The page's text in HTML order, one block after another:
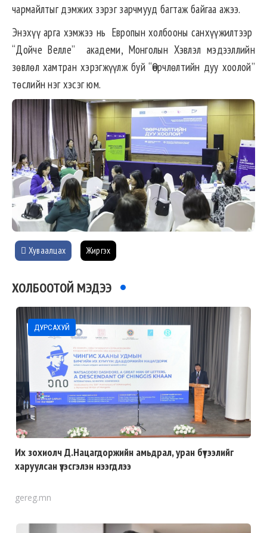
чармайлтыг дэмжих зэрэг зарчмууд багтаж байгаа ажээ.
Энэхүү арга хэмжээ нь Европын холбооны санхүүжилтээр
“Дойче Велле” академи, Монголын Хэвлэл мэдээллийн
зөвлөл хамтран хэрэгжүүлж буй “Өөрчлөлтийн дуу хоолой”
төслийн нэг хэсэг юм.
Хуваалцах Жиргэх
ХОЛБООТОЙ МЭДЭЭ
ДУРСАХУЙ
Их зохиолч Д.Нацагдоржийн амьдрал, уран бүтээлийг
харуулсан үзэсгэлэн нээгдлээ
gereg.mn